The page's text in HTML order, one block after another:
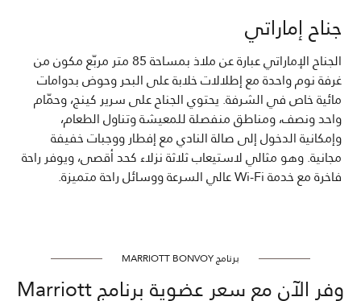
جناح إماراتي
الجناح الإماراتي عبارة عن ملاذ بمساحة 85 متر مربّع مكون من
غرفة نوم واحدة مع إطلالات خلابة على البحر وحوض بدوامات
مائية خاص في الشرفة. يحتوي الجناح على سرير كينج، وحمّام
واحد ونصف، ومناطق منفصلة للمعيشة وتناول الطعام،
وإمكانية الدخول إلى صالة النادي مع إفطار ووجبات خفيفة
مجانية. وهو مثالي لاستيعاب ثلاثة نزلاء كحد أقصى، ويوفر راحة
فاخرة مع خدمة Wi-Fi عالي السرعة ووسائل راحة متميزة.
برنامج MARRIOTT BONVOY
وفر الآن مع سعر عضوية برنامج Marriott